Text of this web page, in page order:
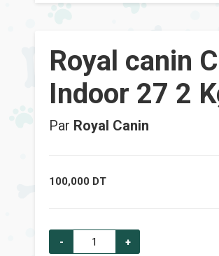
Royal canin
Indoor 27 2
Par Royal Canin
100,000 DT
- +